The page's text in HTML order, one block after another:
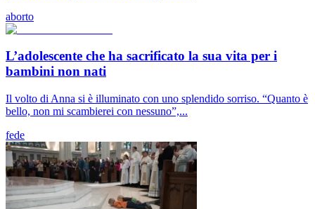
aborto
L’adolescente che ha sacrificato la sua vita per i
bambini non nati
Il volto di Anna si è illuminato con uno splendido sorriso. “Quanto è
bello, non mi scambierei con nessuno”,...
fede